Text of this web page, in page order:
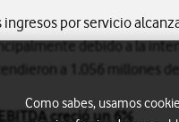
ingresos por servicio
debido a la
a 1.056 millones
EBITDA creció un 6%
Como sabes, usamos